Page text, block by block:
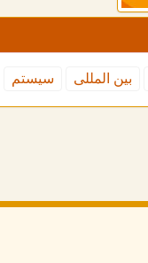
بین المللی سیستم